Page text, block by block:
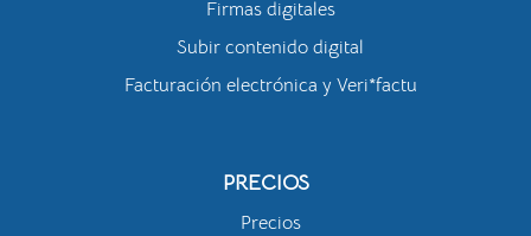
Firmas digitales
Subir contenido digital
Facturación electrónica y Veri*factu
PRECIOS
Precios